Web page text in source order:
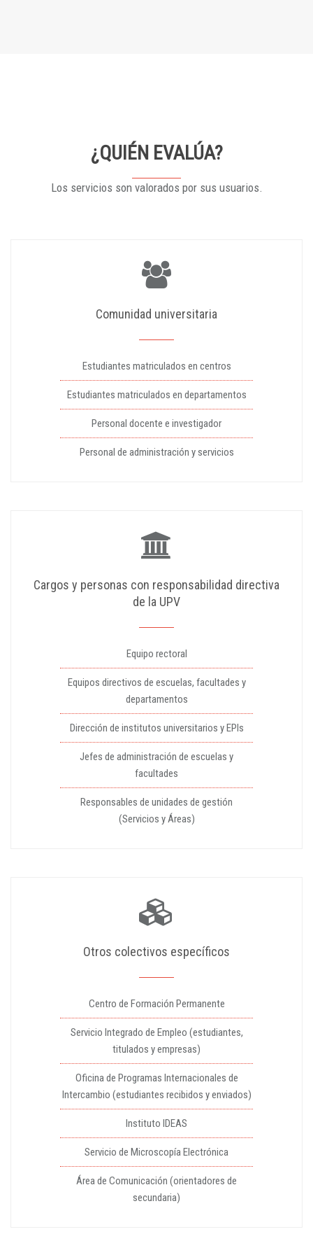
¿QUIÉN EVALÚA?
Los servicios son valorados por sus usuarios.
Comunidad universitaria
Estudiantes matriculados en centros
Estudiantes matriculados en departamentos
Personal docente e investigador
Personal de administración y servicios
Cargos y personas con responsabilidad directiva
de la UPV
Equipo rectoral
Equipos directivos de escuelas, facultades y
departamentos
Dirección de institutos universitarios y EPIs
Jefes de administración de escuelas y
facultades
Responsables de unidades de gestión
(Servicios y Áreas)
Otros colectivos específicos
Centro de Formación Permanente
Servicio Integrado de Empleo (estudiantes,
titulados y empresas)
Oficina de Programas Internacionales de
Intercambio (estudiantes recibidos y enviados)
Instituto IDEAS
Servicio de Microscopía Electrónica
Área de Comunicación (orientadores de
secundaria)